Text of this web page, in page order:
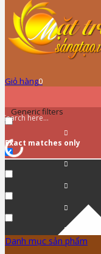
Giỏ hàng0
Generic filters
Exact matches only
Danh mục sản phẩm